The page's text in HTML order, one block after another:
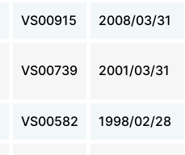
VS00915 2008/03/31
VS00739 2001/03/31
VS00582 1998/02/28